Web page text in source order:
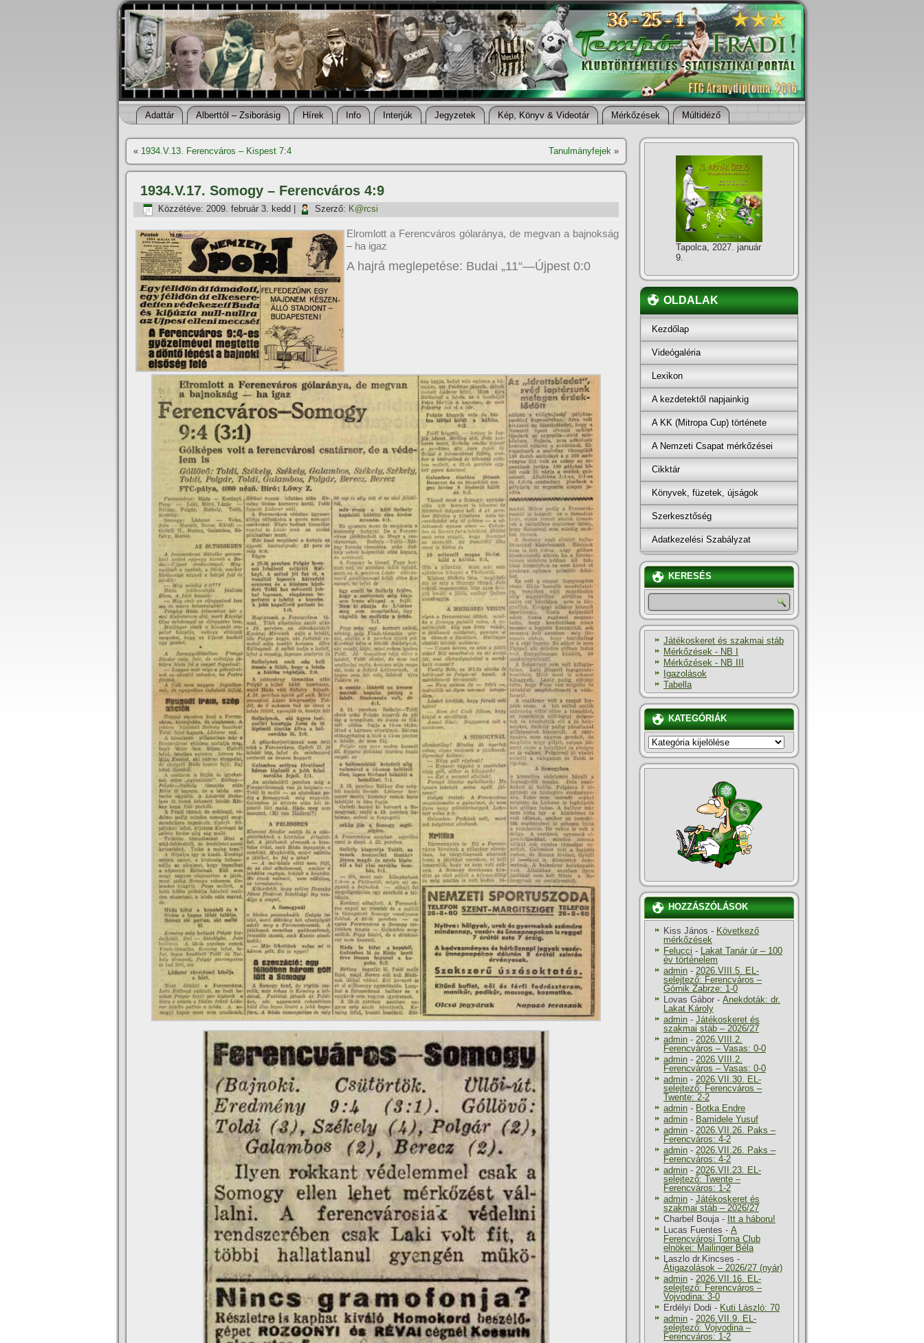
Adattár Alberttól – Zsiborásig Hí­rek Info Interjúk Jegyzetek Kép, Könyv & Videotár Mérkőzések Múltidéző
« 1934.V.13. Ferencváros – Kispest 7:4 Tanulmányfejek »
1934.V.17. Somogy – Ferencváros 4:9
Közzétéve: 2009. február 3. kedd Szerző: K@rcsi
Elromlott a Ferencváros gólaránya, de megvan a bajnokság
– ha igaz
A hajrá meglepetése: Budai „11“—Újpest 0:0
Tapolca, 2027. január
9.
OLDALAK
Kezdőlap
Videógaléria
Lexikon
A kezdetektől napjainkig
A KK (Mitropa Cup) története
A Nemzeti Csapat mérkőzései
Cikktár
Könyvek, füzetek, újságok
Szerkesztőség
Adatkezelési Szabályzat
KERESÉS
Játékoskeret és szakmai stáb
Mérkőzések - NB I
Mérkőzések - NB III
Igazolások
Tabella
KATEGÓRIÁK
KATEGÓRIÁK
HOZZÁSZÓLÁSOK
Kiss János - Következő
mérkőzések
Felucci - Lakat Tanár úr – 100
év történelem
admin - 2026.VIII.5. EL-
selejtező: Ferencváros –
Górnik Zabrze: 1-0
Lovas Gábor - Anekdoták: dr.
Lakat Károly
admin - Játékoskeret és
szakmai stáb – 2026/27
admin - 2026.VIII.2.
Ferencváros – Vasas: 0-0
admin - 2026.VIII.2.
Ferencváros – Vasas: 0-0
admin - 2026.VII.30. EL-
selejtező: Ferencváros –
Twente: 2-2
admin - Botka Endre
admin - Bamidele Yusuf
admin - 2026.VII.26. Paks –
Ferencváros: 4-2
admin - 2026.VII.26. Paks –
Ferencváros: 4-2
admin - 2026.VII.23. EL-
selejtező: Twente –
Ferencváros: 1-2
admin - Játékoskeret és
szakmai stáb – 2026/27
Charbel Bouja- Itt a háboru!
Lucas Fuentes - A
Ferencvárosi Torna Club
elnökei: Mailinger Béla
Laszlo dr.Kincses -
Átigazolások – 2026/27 (nyár)
admin - 2026.VII.16. EL-
selejtező: Ferencváros –
Vojvodina: 3-0
Erdélyi Dodi - Kuti László: 70
admin - 2026.VII.9. EL-
selejtező: Vojvodina –
Ferencváros: 1-2